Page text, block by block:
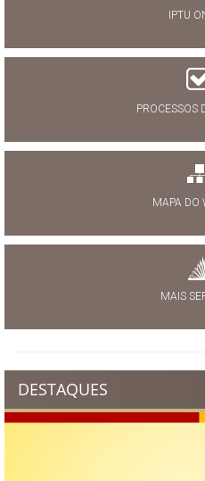
IPTU
PROCESSOS
MAPA DO
MAIS
DESTAQUES